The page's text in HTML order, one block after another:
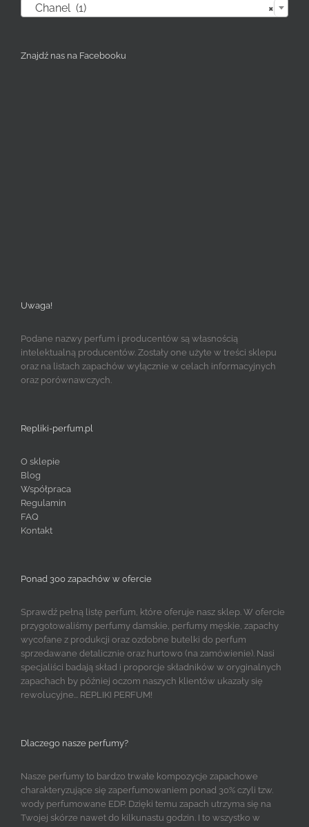
×
Chanel (1)
Znajdź nas na Facebooku
Uwaga!
Podane nazwy perfum i producentów są własnością
intelektualną producentów. Zostały one użyte w treści sklepu
oraz na listach zapachów wyłącznie w celach informacyjnych
oraz porównawczych.
Repliki-perfum.pl
O sklepie
Blog
Współpraca
Regulamin
FAQ
Kontakt
Ponad 300 zapachów w ofercie
Sprawdź pełną listę perfum, które oferuje nasz sklep. W ofercie
przygotowaliśmy perfumy damskie, perfumy męskie, zapachy
wycofane z produkcji oraz ozdobne butelki do perfum
sprzedawane detalicznie oraz hurtowo (na zamówienie). Nasi
specjaliści badają skład i proporcje składników w oryginalnych
zapachach by później oczom naszych klientów ukazały się
rewolucyjne... REPLIKI PERFUM!
Dlaczego nasze perfumy?
Nasze perfumy to bardzo trwałe kompozycje zapachowe
charakteryzujące się zaperfumowaniem ponad 30% czyli tzw.
wody perfumowane EDP. Dzięki temu zapach utrzyma się na
Twojej skórze nawet do kilkunastu godzin. I to wszystko w